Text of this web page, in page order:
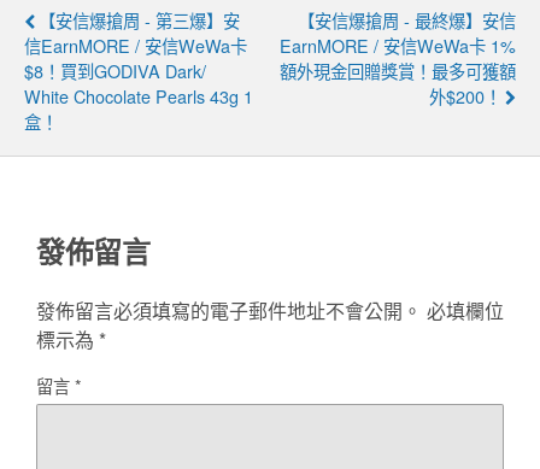
【安信爆搶周 - 第三爆】安
信EarnMORE / 安信WeWa卡
$8！買到GODIVA Dark/
White Chocolate Pearls 43g 1
盒！
【安信爆搶周 - 最終爆】安信
EarnMORE / 安信WeWa卡 1%
額外現金回贈獎賞！最多可獲額
外$200！
發佈留言
發佈留言必須填寫的電子郵件地址不會公開。 必填欄位
標示為 *
留言*